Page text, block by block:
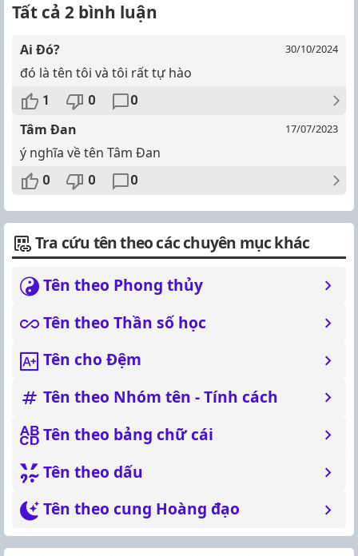
Tất cả 2 bình luận
Ai Đó? 30/10/2024
đó là tên tôi và tôi rất tự hào
1 0 0
Tâm Đan 17/07/2023
ý nghĩa về tên Tâm Đan
0 0 0
Tra cứu tên theo các chuyên mục khác
Tên theo Phong thủy
Tên theo Thần số học
Tên cho Đệm
Tên theo Nhóm tên - Tính cách
Tên theo bảng chữ cái
Tên theo dấu
Tên theo cung Hoàng đạo